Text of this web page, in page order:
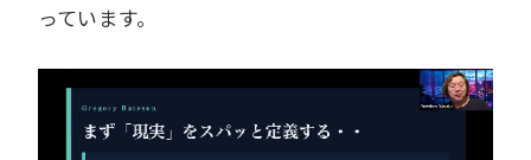
っています。